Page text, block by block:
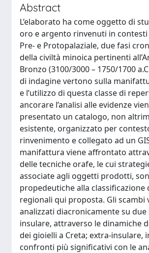
Abstract
L’elaborato ha come oggetto di
oro e argento rinvenuti in contesti
Pre- e Protopalaziale, due fasi
della civiltà minoica pertinenti
Bronzo (3100/3000 – 1750/1700
di indagine vertono sulla
e l’utilizzo di questa classe di
ancorare l’analisi alle evidenze
presentato un catalogo, non
esistente, organizzato per
rinvenimento e collegato ad un
manifattura viene affrontato
delle tecniche orafe, le cui
associate agli oggetti prodotti,
propedeutiche alla classificazione
regionali qui proposta. Gli scambi
analizzati diacronicamente su
insulare, attraverso le dinamiche
dei gioielli a Creta; extra-insulare,
confronti più significativi con le